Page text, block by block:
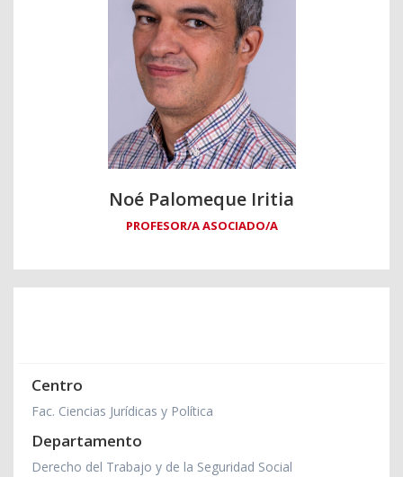
Noé Palomeque Iritia
PROFESOR/A ASOCIADO/A
Centro
Fac. Ciencias Jurídicas y Política
Departamento
Derecho del Trabajo y de la Seguridad Social